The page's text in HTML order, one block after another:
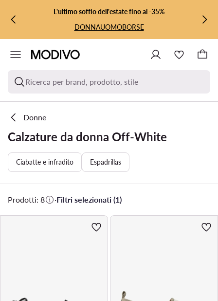
VAI AL CONTENUTO PRINCIPALE
VAI ALLA RICERCAL'ultimo soffio dell'estate fino al -35%
DONNAUOMOBORSE
Ricerca per brand, prodotto, stile
Donne
Calzature da donna Off-White
Ciabatte e infradito Espadrillas
Prodotti: 8 ·Filtri selezionati (1)